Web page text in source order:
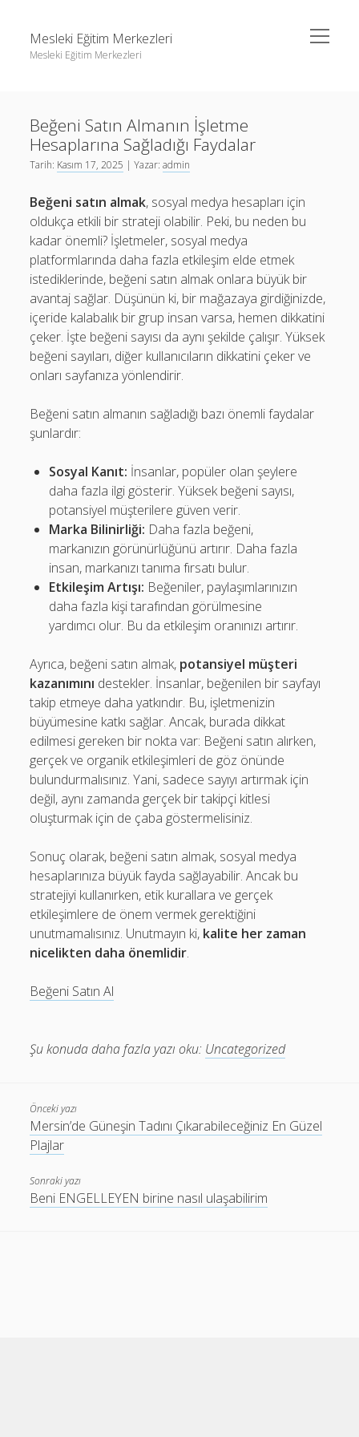
Mesleki Eğitim Merkezleri
Mesleki Eğitim Merkezleri
menüyü
aç
Liste
Sayfa Listesi
Twitter Gizli Hesaba Nasıl Bakılır
Igtv Yorum Yükseltme Hilesi
Sayfa Listesi
Threads Beğeni Arttırma
Twitter Gizli Hesaba Nasıl Bakılır
Beğeni Satın Almanın İşletme
Hesaplarına Sağladığı Faydalar
Tarih: Kasım 17, 2025 | Yazar:admin
Beğeni satın almak, sosyal medya hesapları için
oldukça etkili bir strateji olabilir. Peki, bu neden bu
kadar önemli? İşletmeler, sosyal medya
platformlarında daha fazla etkileşim elde etmek
istediklerinde, beğeni satın almak onlara büyük bir
avantaj sağlar. Düşünün ki, bir mağazaya girdiğinizde,
içeride kalabalık bir grup insan varsa, hemen dikkatini
çeker. İşte beğeni sayısı da aynı şekilde çalışır. Yüksek
beğeni sayıları, diğer kullanıcıların dikkatini çeker ve
onları sayfanıza yönlendirir.
Beğeni satın almanın sağladığı bazı önemli faydalar
şunlardır:
Sosyal Kanıt: İnsanlar, popüler olan şeylere
daha fazla ilgi gösterir. Yüksek beğeni sayısı,
potansiyel müşterilere güven verir.
Marka Bilinirliği: Daha fazla beğeni,
markanızın görünürlüğünü artırır. Daha fazla
insan, markanızı tanıma fırsatı bulur.
Etkileşim Artışı: Beğeniler, paylaşımlarınızın
daha fazla kişi tarafından görülmesine
yardımcı olur. Bu da etkileşim oranınızı artırır.
Ayrıca, beğeni satın almak, potansiyel müşteri
kazanımını destekler. İnsanlar, beğenilen bir sayfayı
takip etmeye daha yatkındır. Bu, işletmenizin
büyümesine katkı sağlar. Ancak, burada dikkat
edilmesi gereken bir nokta var: Beğeni satın alırken,
gerçek ve organik etkileşimleri de göz önünde
bulundurmalısınız. Yani, sadece sayıyı artırmak için
değil, aynı zamanda gerçek bir takipçi kitlesi
oluşturmak için de çaba göstermelisiniz.
Sonuç olarak, beğeni satın almak, sosyal medya
hesaplarınıza büyük fayda sağlayabilir. Ancak bu
stratejiyi kullanırken, etik kurallara ve gerçek
etkileşimlere de önem vermek gerektiğini
unutmamalısınız. Unutmayın ki, kalite her zaman
nicelikten daha önemlidir.
Beğeni Satın Al
Şu konuda daha fazla yazı oku: Uncategorized
Önceki yazı
Mersin’de Güneşin Tadını Çıkarabileceğiniz En Güzel
Plajlar
Sonraki yazı
Beni ENGELLEYEN birine nasıl ulaşabilirim